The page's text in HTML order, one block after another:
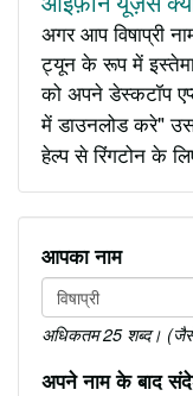
अगर आप विषाप्री
ट्यून के रूप में
को अपने डेस्कटॉप
में डाउनलोड करे"
हेल्प से रिंगटोन के
आपका नाम
अधिकतम 25 शब्द। (जैसे
अपने नाम के बाद